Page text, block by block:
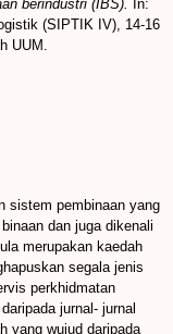
berindustri (IBS).
In:
(SIPTIK IV), 14-16
UUM.
sistem pembinaan yang
dan juga dikenali
merupakan kaedah
segala jenis
perkhidmatan
jurnal- jurnal
yang wujud daripada